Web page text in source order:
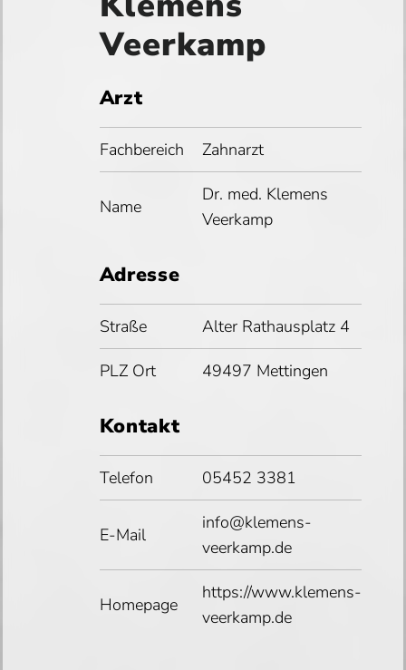
Veerkamp
Arzt
Fachbereich Zahnarzt
Name
Dr. med. Klemens
Veerkamp
Adresse
Straße Alter Rathausplatz 4
PLZ Ort 49497 Mettingen
Kontakt
Telefon 05452 3381
E-Mail
info@klemens-
veerkamp.de
Homepage
https://www.klemens-
veerkamp.de